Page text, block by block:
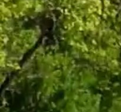
[newyear_garland]